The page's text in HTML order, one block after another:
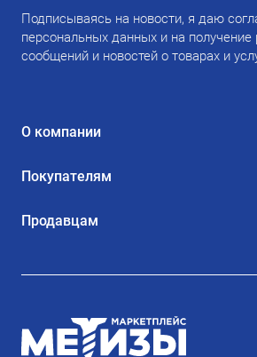
Подписываясь на новости, я даю
персональных данных и на
сообщений и новостей о товарах и
О компании
Покупателям
Продавцам